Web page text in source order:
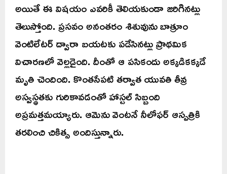
అయితే ఈ విషయం ఎవరికీ తెలియకుండా జరిగినట్లు
తెలుస్తోంది. ప్రసవం అనంతరం శిశువును బాత్రూం
వెంటిలేటర్‌ ద్వారా బయటకు పడేసినట్లు ప్రాథమిక
విచారణలో వెల్లడైంది. దీంతో ఆ పసికందు అక్కడికక్కడే
మృతి చెందింది. కొంతసేపటి తర్వాత యువతి తీవ్ర
అస్వస్థతకు గురికావడంతో హాస్టల్‌ సిబ్బంది
అప్రమత్తమయ్యారు. ఆమెను వెంటనే నీలోఫర్‌ ఆస్పత్రికి
తరలించి చికిత్స అందిస్తున్నారు.